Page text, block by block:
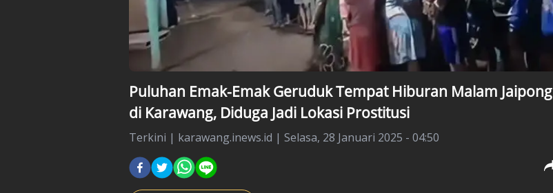
Puluhan Emak-Emak Geruduk Tempat Hiburan Malam Jaipong
di Karawang, Diduga Jadi Lokasi Prostitusi
Terkini | karawang.inews.id | Selasa, 28 Januari 2025 - 04:50